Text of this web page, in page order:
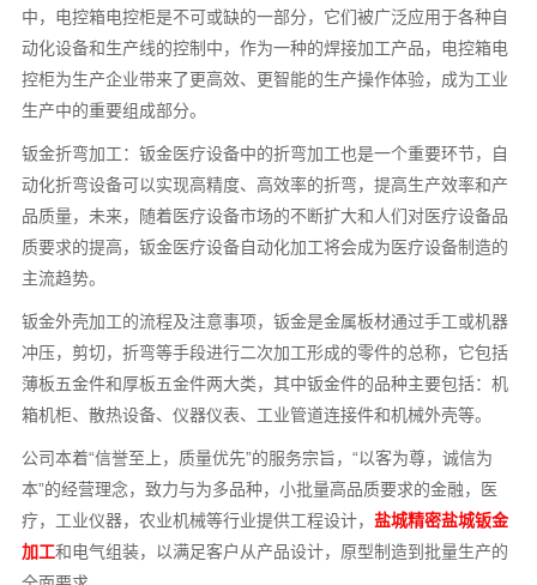
中，电控箱电控柜是不可或缺的一部分，它们被广泛应用于各种自
动化设备和生产线的控制中，作为一种的焊接加工产品，电控箱电
控柜为生产企业带来了更高效、更智能的生产操作体验，成为工业
生产中的重要组成部分。
钣金折弯加工：钣金医疗设备中的折弯加工也是一个重要环节，自
动化折弯设备可以实现高精度、高效率的折弯，提高生产效率和产
品质量，未来，随着医疗设备市场的不断扩大和人们对医疗设备品
质要求的提高，钣金医疗设备自动化加工将会成为医疗设备制造的
主流趋势。
钣金外壳加工的流程及注意事项，钣金是金属板材通过手工或机器
冲压，剪切，折弯等手段进行二次加工形成的零件的总称，它包括
薄板五金件和厚板五金件两大类，其中钣金件的品种主要包括：机
箱机柜、散热设备、仪器仪表、工业管道连接件和机械外壳等。
公司本着“信誉至上，质量优先”的服务宗旨，“以客为尊，诚信为
本”的经营理念，致力与为多品种，小批量高品质要求的金融，医
疗，工业仪器，农业机械等行业提供工程设计，盐城精密盐城钣金
加工和电气组装，以满足客户从产品设计，原型制造到批量生产的